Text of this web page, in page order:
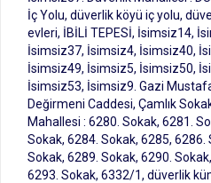
İç Yolu, düverlik köyü iç yolu,
evleri, İBİLİ TEPESİ, İsimsiz14,
İsimsiz37, İsimsiz4, İsimsiz40,
İsimsiz49, İsimsiz5, İsimsiz50,
İsimsiz53, İsimsiz9. Gazi
Değirmeni Caddesi, Çamlık
Mahallesi : 6280. Sokak, 6281.
Sokak, 6284. Sokak, 6285, 6286.
Sokak, 6289. Sokak, 6290.
6293. Sokak, 6332/1, düverlik